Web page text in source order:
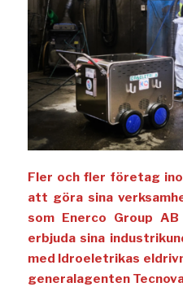
Fler och fler företag
att göra sina
som Enerco Group
erbjuda sina
med Idroeletrikas
generalagenten